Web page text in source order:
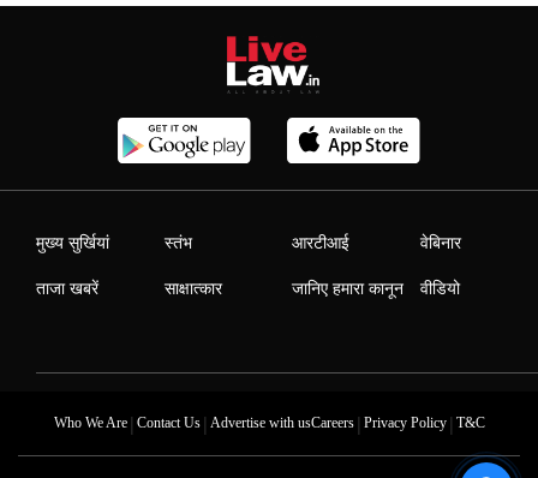
मुख्य सुर्खियां
ताजा खबरें
स्तंभ
साक्षात्कार
आरटीआई
जानिए हमारा कानून
वेबिनार
वीडियो
Who We Are| Contact Us| Advertise with usCareers| Privacy Policy| T&C